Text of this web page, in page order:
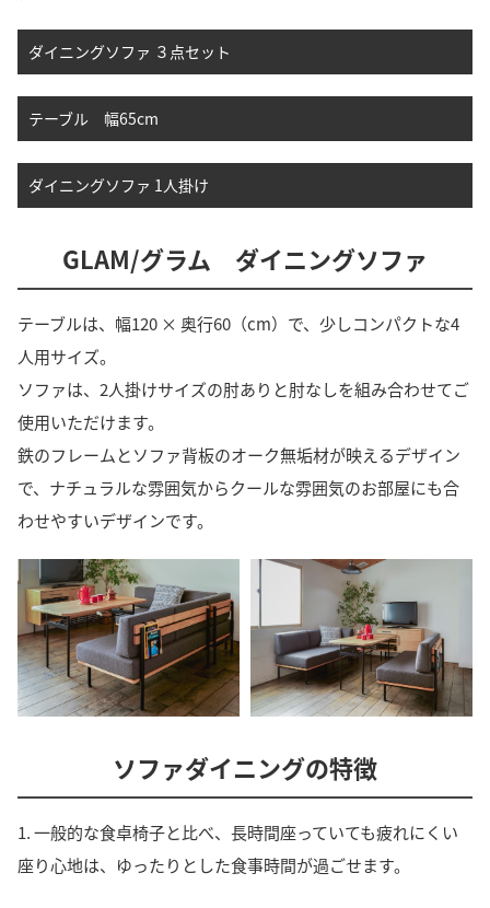
ダイニングソファ ３点セット
テーブル 幅65cm
ダイニングソファ 1人掛け
GLAM/グラム ダイニングソファ
テーブルは、幅120 × 奥行60（cm）で、少しコンパクトな4
人用サイズ。
ソファは、2人掛けサイズの肘ありと肘なしを組み合わせてご
使用いただけます。
鉄のフレームとソファ背板のオーク無垢材が映えるデザイン
で、ナチュラルな雰囲気からクールな雰囲気のお部屋にも合
わせやすいデザインです。
ソファダイニングの特徴
1. 一般的な食卓椅子と比べ、長時間座っていても疲れにくい
座り心地は、ゆったりとした食事時間が過ごせます。